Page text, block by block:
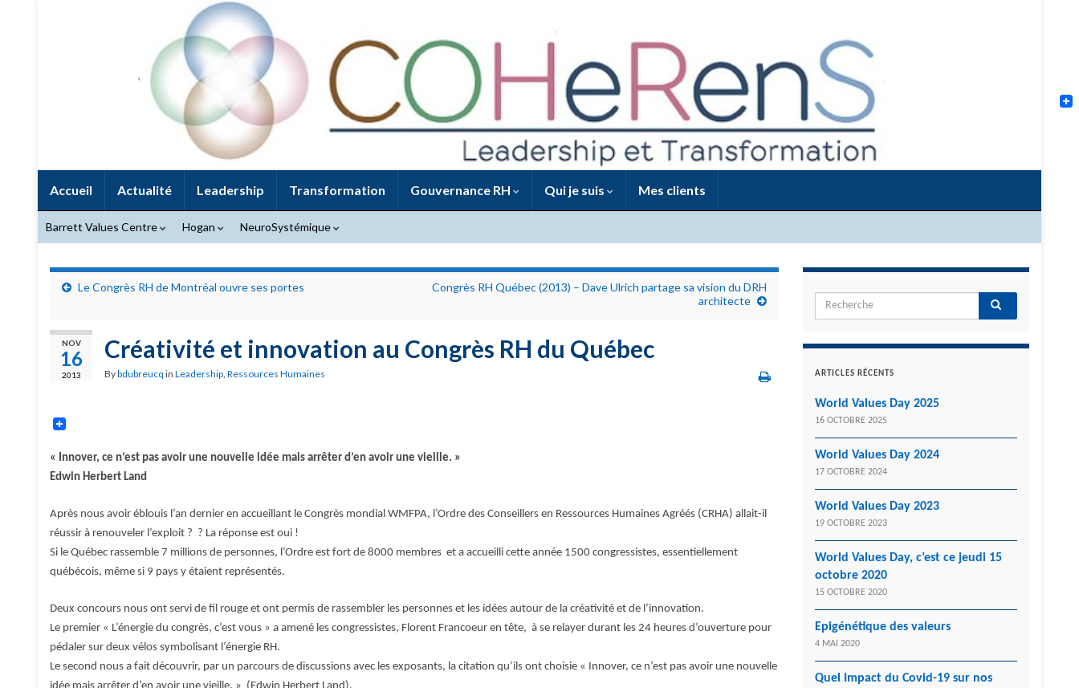
Accueil Actualité Leadership Transformation Gouvernance RH Qui je suis Mes clients
Barrett Values Centre Hogan NeuroSystémique
Le Congrès RH de Montréal ouvre ses portes
Congrès RH Québec (2013) – Dave Ulrich partage sa vision du DRH
architecte
NOV
16
2013
Créativité et innovation au Congrès RH du Québec
Bybdubreucq in Leadership Ressources Humaines
« Innover, ce n’est pas avoir une nouvelle idée mais arrêter d’en avoir une vieille. »
Edwin Herbert Land
Après nous avoir éblouis l’an dernier en accueillant le Congrès mondial WMFPA, l’Ordre des Conseillers en Ressources Humaines Agréés (CRHA) allait-il
réussir à renouveler l’exploit ? ? La réponse est oui !
Si le Québec rassemble 7 millions de personnes, l’Ordre est fort de 8000 membres et a accueilli cette année 1500 congressistes, essentiellement
québécois, même si 9 pays y étaient représentés.
Deux concours nous ont servi de fil rouge et ont permis de rassembler les personnes et les idées autour de la créativité et de l’innovation.
Le premier « L’énergie du congrès, c’est vous » a amené les congressistes, Florent Francoeur en tête, à se relayer durant les 24 heures d’ouverture pour
pédaler sur deux vélos symbolisant l’énergie RH.
Le second nous a fait découvrir, par un parcours de discussions avec les exposants, la citation qu’ils ont choisie « Innover, ce n’est pas avoir une nouvelle
ARTICLES RÉCENTS
World Values Day 2025
16 OCTOBRE 2025
World Values Day 2024
17 OCTOBRE 2024
World Values Day 2023
19 OCTOBRE 2023
World Values Day, c’est ce jeudi 15
octobre 2020
15 OCTOBRE 2020
Epigénétique des valeurs
4 MAI 2020
Quel Impact du Covid-19 sur nos